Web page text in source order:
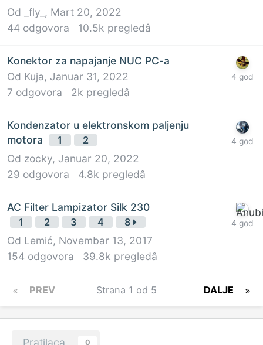
Od _fly_ , Mart 20, 2022
44 odgovora 10.5k pregledâ
Konektor za napajanje NUC PC-a
Od Kuja, Januar 31, 2022
7 odgovora 2k pregledâ
Kondenzator u elektronskom paljenju
motora
1 2
Od zocky, Januar 20, 2022
29 odgovora 4.8k pregledâ
AC Filter Lampizator Silk 230
1 2 3 4 8
Od Lemić, Novembar 13, 2017
154 odgovora 39.8k pregledâ
PREV DALJE
Strana 1 od 5
Pratilaca 0